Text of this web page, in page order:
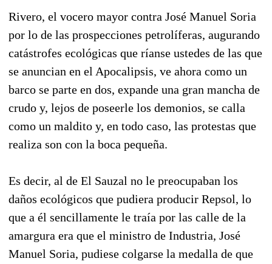
Rivero, el vocero mayor contra José Manuel Soria
por lo de las prospecciones petrolíferas, augurando
catástrofes ecológicas que ríanse ustedes de las que
se anuncian en el Apocalipsis, ve ahora como un
barco se parte en dos, expande una gran mancha de
crudo y, lejos de poseerle los demonios, se calla
como un maldito y, en todo caso, las protestas que
realiza son con la boca pequeña.
Es decir, al de El Sauzal no le preocupaban los
daños ecológicos que pudiera producir Repsol, lo
que a él sencillamente le traía por las calle de la
amargura era que el ministro de Industria, José
Manuel Soria, pudiese colgarse la medalla de que